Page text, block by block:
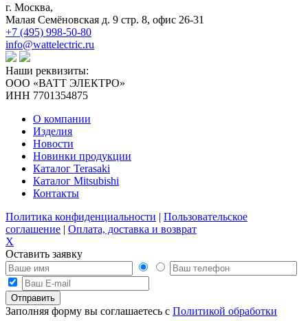
г. Москва,
Малая Семёновская д. 9 стр. 8, офис 26-31
+7 (495) 998-50-80
info@wattelectric.ru
Наши реквизиты:
ООО «ВАТТ ЭЛЕКТРО»
ИНН 7701354875
О компании
Изделия
Новости
Новинки продукции
Каталог Terasaki
Каталог Mitsubishi
Контакты
Политика конфиденциальности | Пользовательское
соглашение | Оплата, доставка и возврат
X
Оставить заявку
Заполняя форму вы соглашаетесь с Политикой обработки